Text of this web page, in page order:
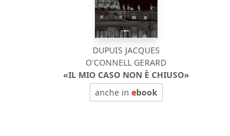
DUPUIS JACQUES
O'CONNELL GERARD
«IL MIO CASO NON È CHIUSO»
anche in ebook